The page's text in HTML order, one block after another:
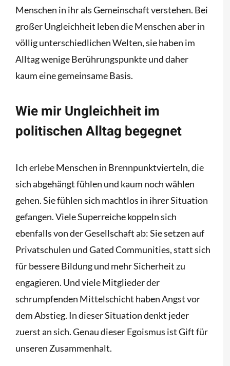
Menschen in ihr als Gemeinschaft verstehen. Bei
großer Ungleichheit leben die Menschen aber in
völlig unterschiedlichen Welten, sie haben im
Alltag wenige Berührungspunkte und daher
kaum eine gemeinsame Basis.
Wie mir Ungleichheit im
politischen Alltag begegnet
Ich erlebe Menschen in Brennpunktvierteln, die
sich abgehängt fühlen und kaum noch wählen
gehen. Sie fühlen sich machtlos in ihrer Situation
gefangen. Viele Superreiche koppeln sich
ebenfalls von der Gesellschaft ab: Sie setzen auf
Privatschulen und Gated Communities, statt sich
für bessere Bildung und mehr Sicherheit zu
engagieren. Und viele Mitglieder der
schrumpfenden Mittelschicht haben Angst vor
dem Abstieg. In dieser Situation denkt jeder
zuerst an sich. Genau dieser Egoismus ist Gift für
unseren Zusammenhalt.